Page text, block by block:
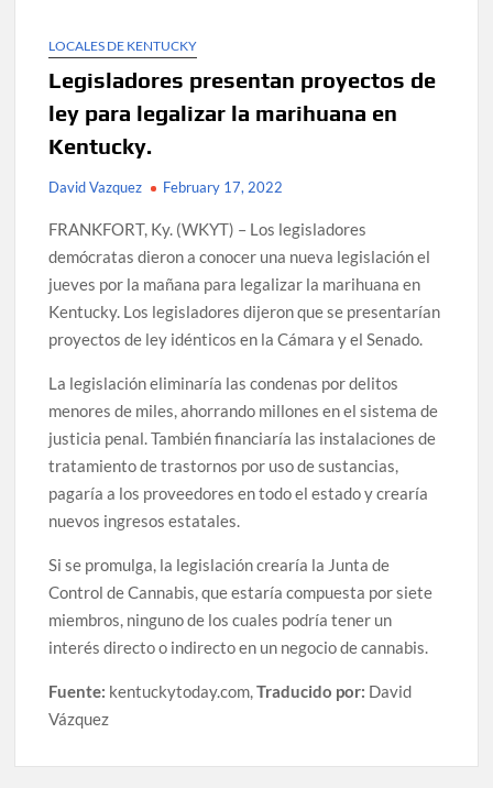
LOCALES DE KENTUCKY
Legisladores presentan proyectos de
ley para legalizar la marihuana en
Kentucky.
David Vazquez February 17, 2022
FRANKFORT, Ky. (WKYT) – Los legisladores
demócratas dieron a conocer una nueva legislación el
jueves por la mañana para legalizar la marihuana en
Kentucky. Los legisladores dijeron que se presentarían
proyectos de ley idénticos en la Cámara y el Senado.
La legislación eliminaría las condenas por delitos
menores de miles, ahorrando millones en el sistema de
justicia penal. También financiaría las instalaciones de
tratamiento de trastornos por uso de sustancias,
pagaría a los proveedores en todo el estado y crearía
nuevos ingresos estatales.
Si se promulga, la legislación crearía la Junta de
Control de Cannabis, que estaría compuesta por siete
miembros, ninguno de los cuales podría tener un
interés directo o indirecto en un negocio de cannabis.
Fuente: kentuckytoday.com,Traducido por: David
Vázquez